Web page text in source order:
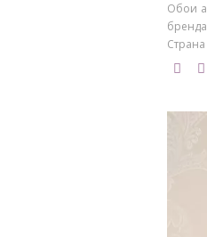
Обои